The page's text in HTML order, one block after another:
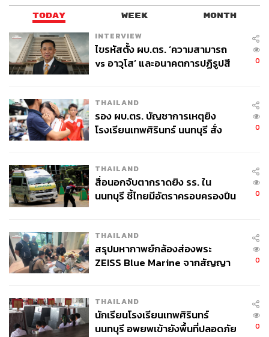
TODAY WEEK MONTH
INTERVIEW
ไขรหัสตั้ง ผบ.ตร. ‘ความสามารถ
vs อาวุโส’ และอนาคตการปฏิรูปสี
0
THAILAND
รอง ผบ.ตร. บัญชาการเหตุยิง
โรงเรียนเทพศิรินทร์ นนทบุรี สั่ง
0
THAILAND
สื่อนอกจับตากราดยิง รร. ใน
นนทบุรี ชี้ไทยมีอัตราครอบครองปืน
0
THAILAND
สรุปมหากาพย์กล้องส่องพระ
ZEISS Blue Marine จากสัญญา
จ่ายหนี้-แอบระบุแบรนด์
0
THAILAND
นักเรียนโรงเรียนเทพศิรินทร์
นนทบุรี อพยพเข้ายังพื้นที่ปลอดภัย
0